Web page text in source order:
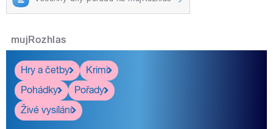
mujRozhlas
Hry a četby
Krimi
Pohádky
Pořady
Živé vysílání